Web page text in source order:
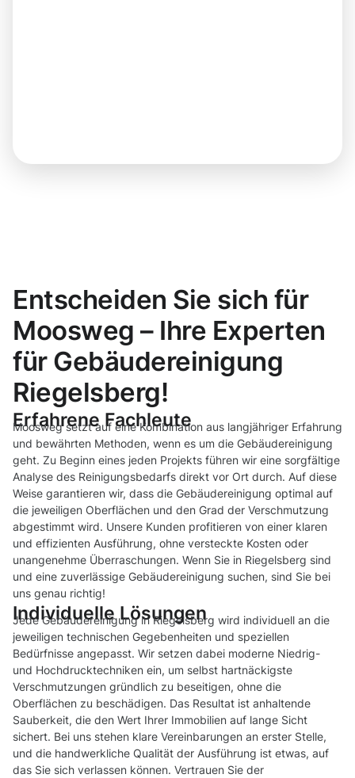
Entscheiden Sie sich für
Moosweg – Ihre Experten
für Gebäudereinigung
Riegelsberg!
Erfahrene Fachleute
Moosweg setzt auf eine Kombination aus langjähriger Erfahrung
und bewährten Methoden, wenn es um die Gebäudereinigung
geht. Zu Beginn eines jeden Projekts führen wir eine sorgfältige
Analyse des Reinigungsbedarfs direkt vor Ort durch. Auf diese
Weise garantieren wir, dass die Gebäudereinigung optimal auf
die jeweiligen Oberflächen und den Grad der Verschmutzung
abgestimmt wird. Unsere Kunden profitieren von einer klaren
und effizienten Ausführung, ohne versteckte Kosten oder
unangenehme Überraschungen. Wenn Sie in Riegelsberg sind
und eine zuverlässige Gebäudereinigung suchen, sind Sie bei
uns genau richtig!
Individuelle Lösungen
Jede Gebäudereinigung in Riegelsberg wird individuell an die
jeweiligen technischen Gegebenheiten und speziellen
Bedürfnisse angepasst. Wir setzen dabei moderne Niedrig-
und Hochdrucktechniken ein, um selbst hartnäckigste
Verschmutzungen gründlich zu beseitigen, ohne die
Oberflächen zu beschädigen. Das Resultat ist anhaltende
Sauberkeit, die den Wert Ihrer Immobilien auf lange Sicht
sichert. Bei uns stehen klare Vereinbarungen an erster Stelle,
und die handwerkliche Qualität der Ausführung ist etwas, auf
das Sie sich verlassen können. Vertrauen Sie der